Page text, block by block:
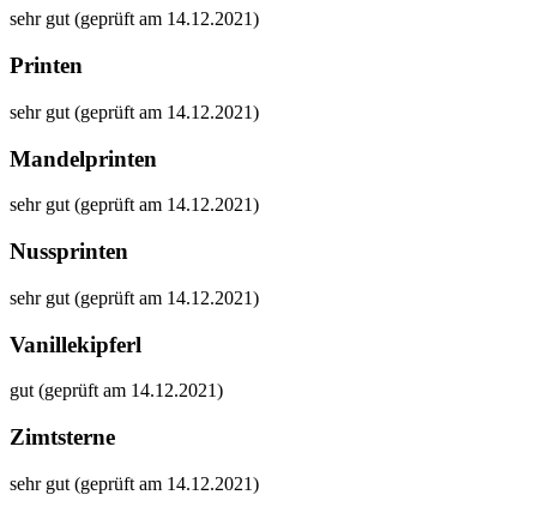
sehr gut (geprüft am 14.12.2021)
Printen
sehr gut (geprüft am 14.12.2021)
Mandelprinten
sehr gut (geprüft am 14.12.2021)
Nussprinten
sehr gut (geprüft am 14.12.2021)
Vanillekipferl
gut (geprüft am 14.12.2021)
Zimtsterne
sehr gut (geprüft am 14.12.2021)